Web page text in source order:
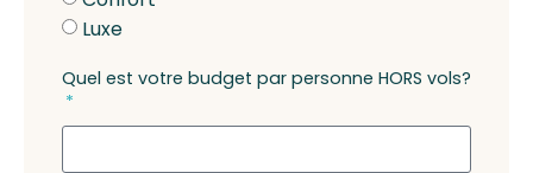
Luxe
Quel est votre budget par personne HORS vols?